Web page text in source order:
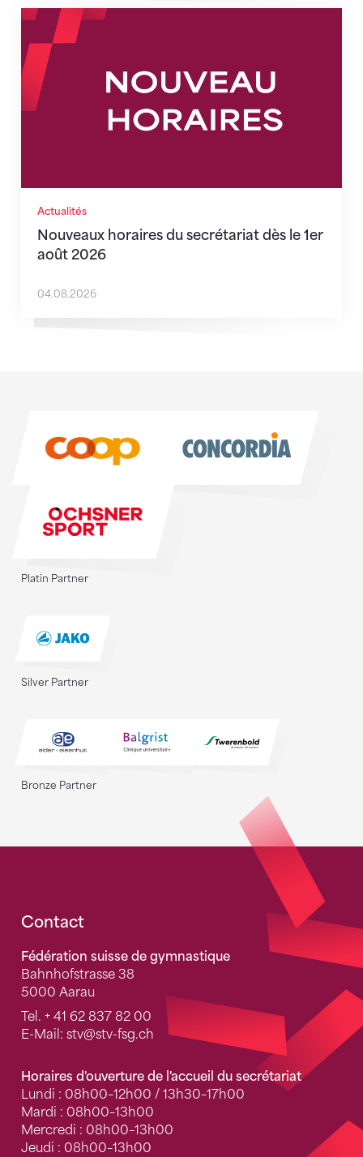
Actualités
Nouveaux horaires du secrétariat dès le 1er
août 2026
Nouveaux horaires du secrétariat dès le 1er août
04.08.2026
Platin Partner
Silver Partner
Bronze Partner
Fusszeile
Contact
Fédération suisse de gymnastique
Bahnhofstrasse 38
5000 Aarau
Tel. + 41 62 837 82 00
E-Mail: stv@stv-fsg.ch
Horaires d'ouverture de l'accueil du secrétariat
Lundi : 08h00–12h00 / 13h30–17h00
Mardi : 08h00–13h00
Mercredi : 08h00–13h00
Jeudi : 08h00–13h00